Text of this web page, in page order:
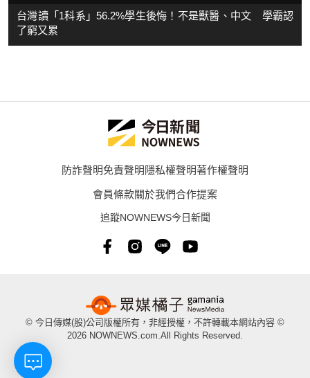
台灣讀「1科系」56.2%學生後悔！不是獸醫、中文 學霸認
了窮又累
防詐聲明免責聲明隱私權聲明著作權聲明
會員條款關於我們合作提案
追蹤NOWNEWS今日新聞
© 今日傳媒(股)公司版權所有，非經授權，不許轉載本網站內容 ©
2026 NOWNEWS.com.All Rights Reserved.